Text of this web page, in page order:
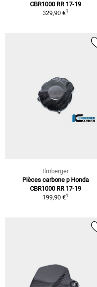
CBR1000 RR 17-19
329,90 €1
Ilmberger
Pièces carbone p Honda
CBR1000 RR 17-19
199,90 €1